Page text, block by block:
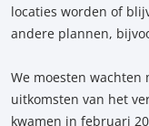
locaties worden of
andere plannen,
We moesten
uitkomsten van het
kwamen in februari